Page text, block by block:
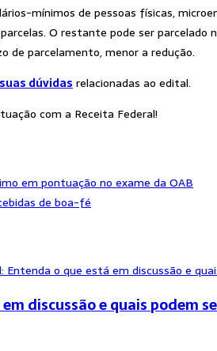
mínimos de pessoas físicas,
O restante pode ser
de parcelamento, menor a redução.
dúvidas relacionadas ao edital.
com a Receita Federal!
em pontuação no exame da OAB
de boa-fé
discussão e quais podem